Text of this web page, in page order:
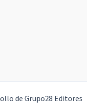
de Grupo28 Editores